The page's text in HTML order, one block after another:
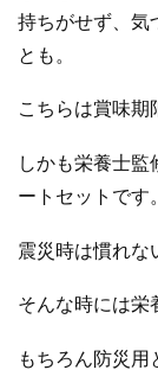
持ちがせず、気
とも。
こちらは賞味期
しかも栄養士監
ートセットです。
震災時は慣れな
そんな時には栄
もちろん防災用